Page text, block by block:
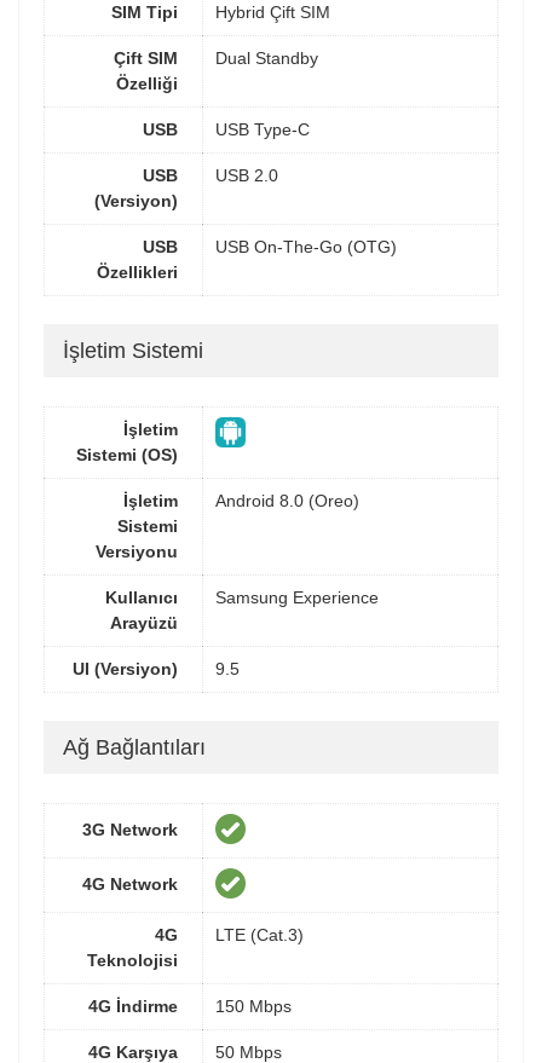
SIM Tipi Hybrid Çift SIM
Çift SIM
Özelliği
Dual Standby
USB USB Type-C
USB
(Versiyon)
USB 2.0
USB
Özellikleri
USB On-The-Go (OTG)
İşletim Sistemi
İşletim
Sistemi (OS)
İşletim
Sistemi
Versiyonu
Android 8.0 (Oreo)
Kullanıcı
Arayüzü
Samsung Experience
UI (Versiyon) 9.5
Ağ Bağlantıları
3G Network
4G Network
4G
Teknolojisi
LTE (Cat.3)
4G İndirme 150 Mbps
4G Karşıya
50 Mbps